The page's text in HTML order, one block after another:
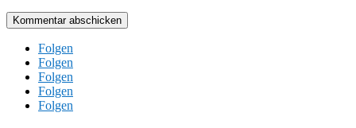
Kommentar abschicken
Folgen
Folgen
Folgen
Folgen
Folgen